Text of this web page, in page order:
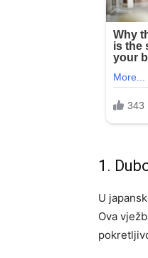
1.
U
Ova